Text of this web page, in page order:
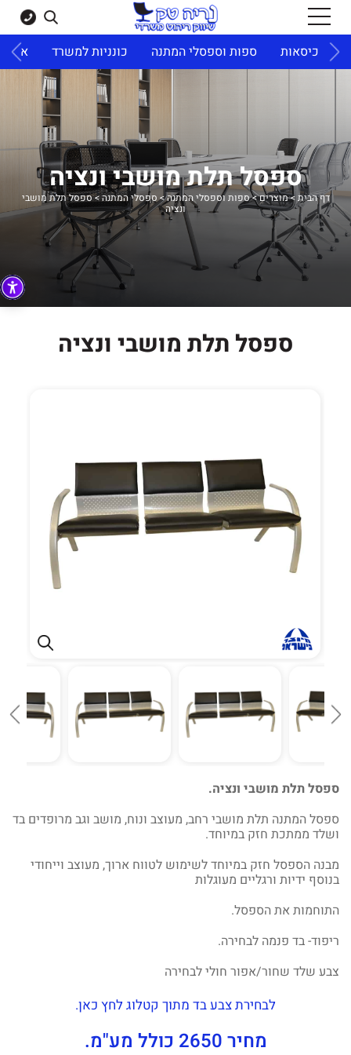
כיסאות ספות וספסלי המתנה כונניות למשרד
ספסל תלת מושבי ונציה
דף הבית>מוצרים>ספות וספסלי המתנה>ספסלי המתנה>ספסל תלת מושבי
ונציה
ספסל תלת מושבי ונציה
ספסל תלת מושבי ונציה.
ספסל המתנה תלת מושבי רחב, מעוצב ונוח, מושב וגב מרופדים בד
ושלד ממתכת חזק במיוחד.
מבנה הספסל חזק במיוחד לשימוש לטווח ארוך, מעוצב וייחודי
בנוסף ידיות ורגליים מעוגלות
התוחמות את הספסל.
ריפוד- בד פנמה לבחירה.
צבע שלד שחור/אפור חולי לבחירה
לבחירת צבע בד מתוך קטלוג לחץ כאן.
מחיר 2650 כולל מע"מ.